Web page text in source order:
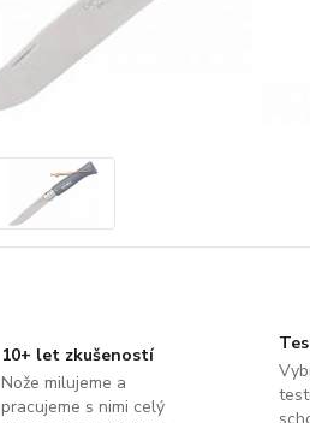
10+ let zkušeností
Nože milujeme a
pracujeme s nimi celý